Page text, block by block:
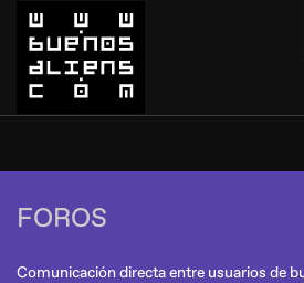
FOROS
Comunicación directa entre usuarios de